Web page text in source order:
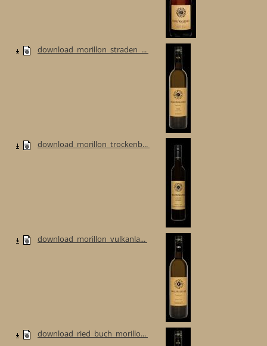
download_morillon_straden_...
download_morillon_trockenb...
download_morillon_vulkanla...
download_ried_buch_morillo...